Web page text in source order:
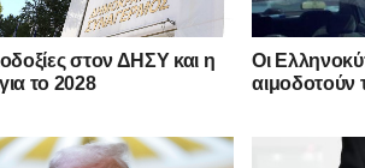
στον ΔΗΣΥ και η
το 2028
Οι
αιμοδοτούν